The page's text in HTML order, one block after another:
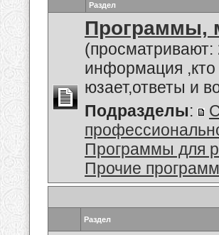
Раздел
Программы,
(просматривают:
информация
юзает,ответы и
Подразделы:
Программы для
Прочие
Раздел